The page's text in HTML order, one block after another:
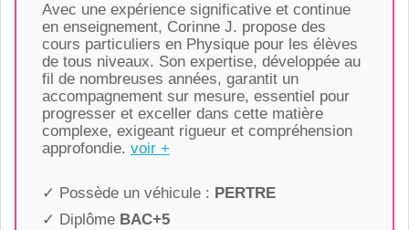
Avec une expérience significative et continue
en enseignement, Corinne J. propose des
cours particuliers en Physique pour les élèves
de tous niveaux. Son expertise, développée au
fil de nombreuses années, garantit un
accompagnement sur mesure, essentiel pour
progresser et exceller dans cette matière
complexe, exigeant rigueur et compréhension
approfondie. voir +
✓ Possède un véhicule : PERTRE
✓ Diplôme BAC+5